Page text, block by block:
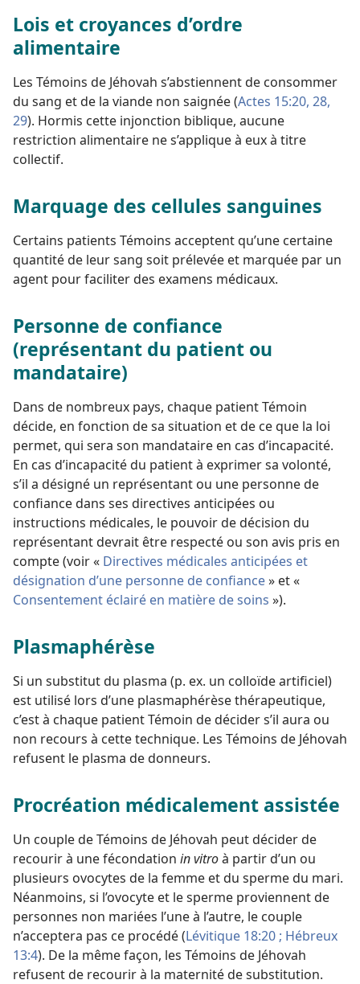
Lois et croyances d’ordre
alimentaire
Les Témoins de Jéhovah s’abstiennent de consommer
du sang et de la viande non saignée (Actes 15:20, 28,
29). Hormis cette injonction biblique, aucune
restriction alimentaire ne s’applique à eux à titre
collectif.
Marquage des cellules sanguines
Certains patients Témoins acceptent qu’une certaine
quantité de leur sang soit prélevée et marquée par un
agent pour faciliter des examens médicaux.
Personne de confiance
(représentant du patient ou
mandataire)
Dans de nombreux pays, chaque patient Témoin
décide, en fonction de sa situation et de ce que la loi
permet, qui sera son mandataire en cas d’incapacité.
En cas d’incapacité du patient à exprimer sa volonté,
s’il a désigné un représentant ou une personne de
confiance dans ses directives anticipées ou
instructions médicales, le pouvoir de décision du
représentant devrait être respecté ou son avis pris en
compte (voir « Directives médicales anticipées et
désignation d’une personne de confiance» et «
Consentement éclairé en matière de soins »).
Plasmaphérèse
Si un substitut du plasma (p. ex. un colloïde artificiel)
est utilisé lors d’une plasmaphérèse thérapeutique,
c’est à chaque patient Témoin de décider s’il aura ou
non recours à cette technique. Les Témoins de Jéhovah
refusent le plasma de donneurs.
Procréation médicalement assistée
Un couple de Témoins de Jéhovah peut décider de
recourir à une fécondation in vitroà partir d’un ou
plusieurs ovocytes de la femme et du sperme du mari.
Néanmoins, si l’ovocyte et le sperme proviennent de
personnes non mariées l’une à l’autre, le couple
n’acceptera pas ce procédé (Lévitique 18:20 ; Hébreux
13:4). De la même façon, les Témoins de Jéhovah
refusent de recourir à la maternité de substitution.